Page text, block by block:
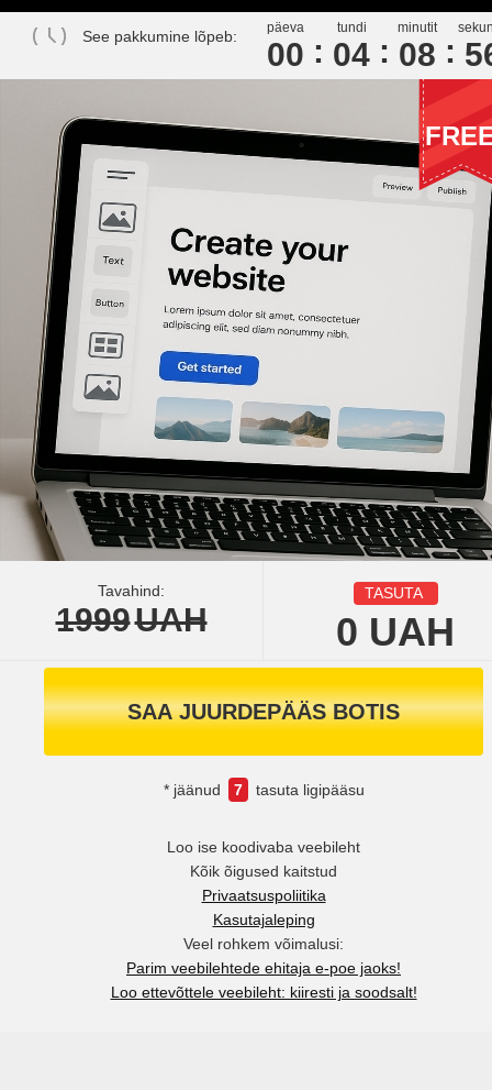
See pakkumine lõpeb: päeva
00
tundi
04
minutit
08 5
Tavahind:
1999UAH
TASUTA
0 UAH
SAA JUURDEPÄÄS BOTIS
* jäänud 7 tasuta ligipääsu
Loo ise koodivaba veebileht
Kõik õigused kaitstud
Privaatsuspoliitika
Kasutajaleping
Veel rohkem võimalusi:
Parim veebilehtede ehitaja e-poe jaoks!
Loo ettevõttele veebileht: kiiresti ja soodsalt!